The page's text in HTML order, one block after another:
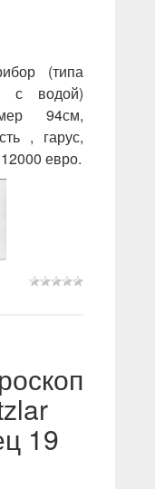
(типа
с водой)
94см,
, гарус,
евро.
19